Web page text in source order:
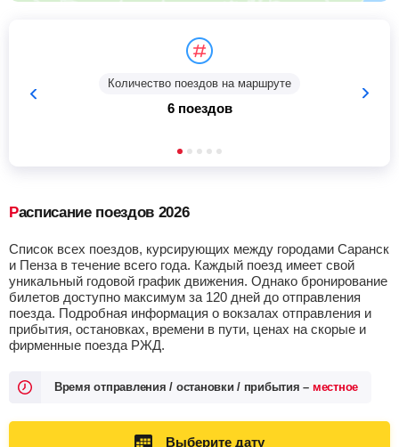
Количество поездов на маршруте
6 поездов
Расписание поездов 2026
Список всех поездов, курсирующих между городами Саранск
и Пенза в течение всего года. Каждый поезд имеет свой
уникальный годовой график движения. Однако бронирование
билетов доступно максимум за 120 дней до отправления
поезда. Подробная информация о вокзалах отправления и
прибытия, остановках, времени в пути, ценах на скорые и
фирменные поезда РЖД.
Время отправления / остановки / прибытия – местное
Выберите дату